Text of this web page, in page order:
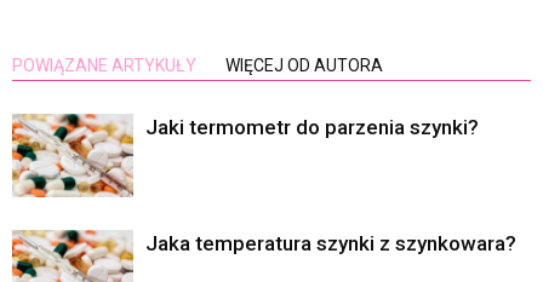
POWIĄZANE ARTYKUŁY WIĘCEJ OD AUTORA
Jaki termometr do parzenia szynki?
Jaka temperatura szynki z szynkowara?